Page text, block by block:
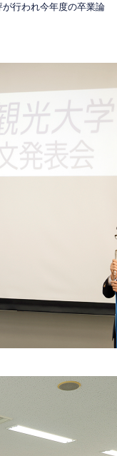
行われ今年度の卒業論